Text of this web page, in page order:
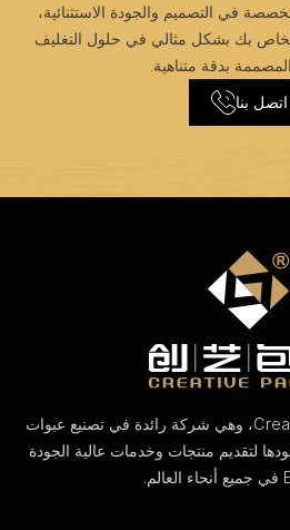
بك بشكل مثالي في حلول التغليف
بدقة متناهية.
اتصل بنا
اكتشف شركة Creative Packing، وهي شركة رائدة في تصنيع عبوات
لتقديم منتجات وخدمات عالية الجودة